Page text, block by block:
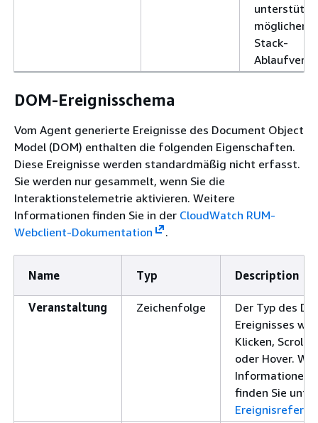
Stack-
DOM-Ereignisschema
Vom Agent generierte Ereignisse des Document Object
Model (DOM) enthalten die folgenden Eigenschaften.
Diese Ereignisse werden standardmäßig nicht erfasst.
Sie werden nur gesammelt, wenn Sie die
Interaktionstelemetrie aktivieren. Weitere
Informationen finden Sie in der CloudWatch RUM-
Webclient-Dokumentation
.
Name Typ Description
Veranstaltung Zeichenfolge
Der Typ des
Ereignisses wie
Klicken, Scrollen
oder Hover.
Informationen
finden Sie unter